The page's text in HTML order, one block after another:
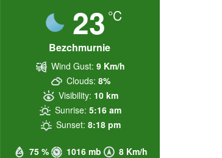
23 °C
Bezchmurnie
75 % 1016 mb 8 Km/h
Wind Gust: 9 Km/h
Clouds: 8%
Visibility: 10 km
Sunrise: 5:16 am
Sunset: 8:18 pm